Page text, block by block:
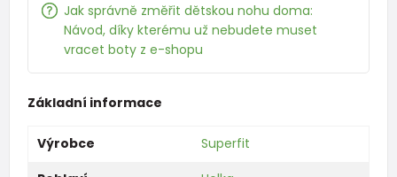
Jak správně změřit dětskou nohu doma:
Návod, díky kterému už nebudete muset
vracet boty z e-shopu
Základní informace
Výrobce
Superfit